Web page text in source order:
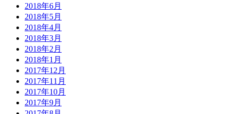
2018年6月
2018年5月
2018年4月
2018年3月
2018年2月
2018年1月
2017年12月
2017年11月
2017年10月
2017年9月